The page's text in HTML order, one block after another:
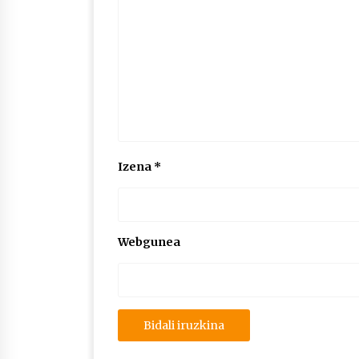
Izena *
Webgunea